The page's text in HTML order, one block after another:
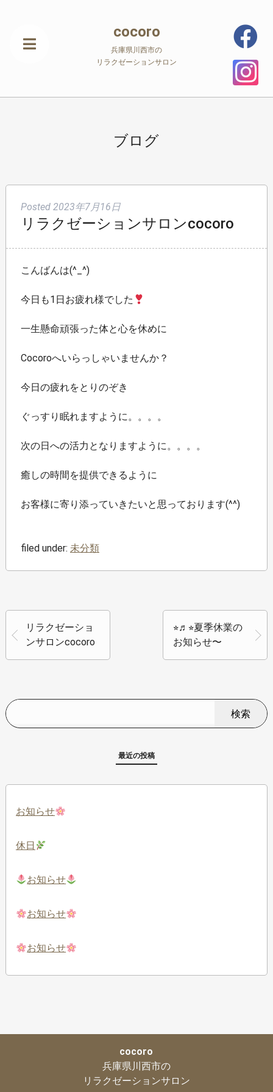
cocoro
兵庫県川西市の
リラクゼーションサロン
ブログ
Posted 2023年7月16日
リラクゼーションサロンcocoro
こんばんは(^_^)
今日も1日お疲れ様でした
一生懸命頑張った体と心を休めに
Cocoroへいらっしゃいませんか？
今日の疲れをとりのぞき
ぐっすり眠れますように。。。。
次の日への活力となりますように。。。。
癒しの時間を提供できるように
お客様に寄り添っていきたいと思っております(^^)
filed under: 未分類
リラクゼーショ
ンサロンcocoro
⭐︎♬⭐︎夏季休業の
お知らせ〜
検索
最近の投稿
お知らせ
休日
お知らせ
お知らせ
お知らせ
cocoro
兵庫県川西市の
リラクゼーションサロン